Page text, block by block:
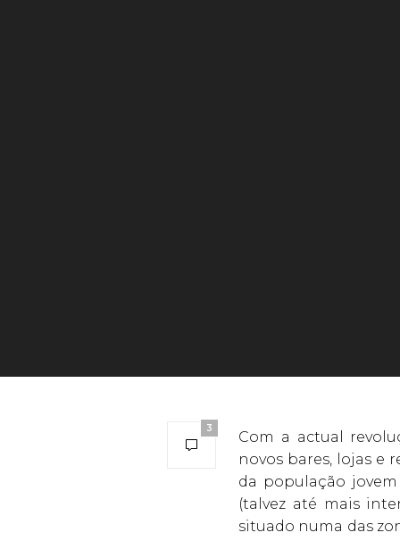
3
Com a actual
novos bares, lojas e
da população
(talvez até mais
situado numa das